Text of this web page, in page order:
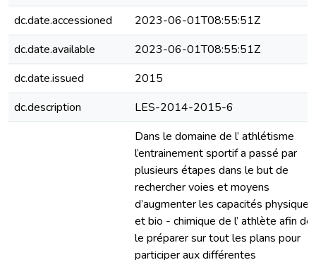
dc.date.accessioned
2023-06-01T08:55:51Z
dc.date.available
2023-06-01T08:55:51Z
dc.date.issued
2015
dc.description
LES-2014-2015-6
Dans le domaine de l’ athlétisme
l’entrainement sportif a passé par
plusieurs étapes dans le but de
rechercher voies et moyens
d’augmenter les capacités physique
et bio - chimique de l’ athlète afin de
le préparer sur tout les plans pour
participer aux différentes